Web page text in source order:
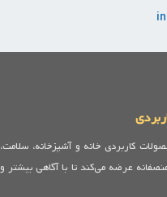
کاربردی خانه و آشپزخانه، سلامت،
عرضه می‌کند تا با آگاهی بیشتر و